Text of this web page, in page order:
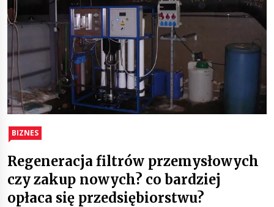
BIZNES
Regeneracja filtrów przemysłowych
czy zakup nowych? co bardziej
opłaca się przedsiębiorstwu?